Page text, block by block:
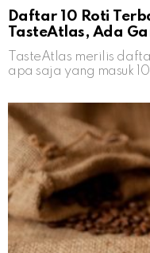
Daftar 10 Roti
TasteAtlas, Ada
TasteAtlas merilis
apa saja yang masuk